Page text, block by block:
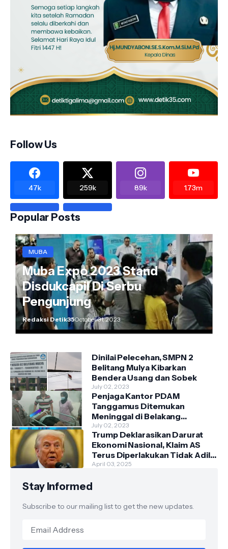
Follow Us
47k 259k 89k 1.73m
Popular Posts
MUBA
Muba Expo 2023 Stand
Disdukcapil Di Serbu
Pengunjung
Redaksi Detik35October 31, 2023
Dinilai Pelecehan, SMPN 2
Belitang Mulya Kibarkan
Bendera Usang dan Sobek
July 02, 2023
Penjaga Kantor PDAM
Tanggamus Ditemukan
Meninggal di Belakang
Kantornya.
July 02, 2023
Trump Deklarasikan Darurat
Ekonomi Nasional, Klaim AS
Terus Diperlakukan Tidak Adil
oleh Negara Asing"
April 03, 2025
Stay Informed
Subscribe to our mailing list to get the new updates.